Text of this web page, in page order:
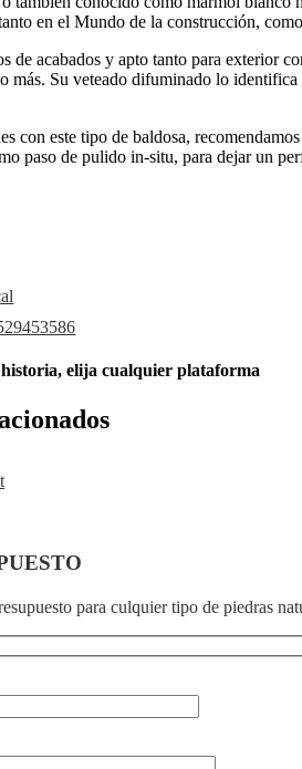
en el Mundo de la construcción,
de acabados y apto tanto para exterior
más. Su veteado difuminado lo
con este tipo de baldosa,
paso de pulido in-situ, para dejar un
elija cualquier plataforma
para culquier tipo de piedras